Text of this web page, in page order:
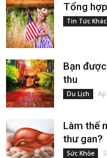
Tổng
Tin Tức Khác
Bạn
thu
Du Lịch
Làm thế
thư gan?
Sức Khỏe